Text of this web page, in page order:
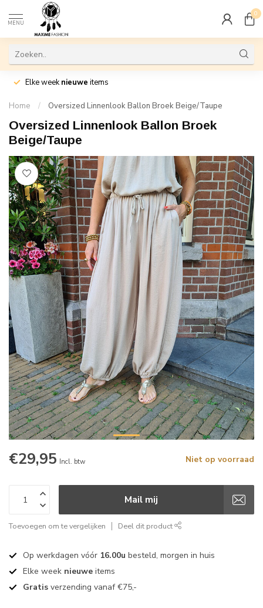
MENU
0
Elke weeknieuwe items
Home / Oversized Linnenlook Ballon Broek Beige/Taupe
Oversized Linnenlook Ballon Broek
Beige/Taupe
€29,95 Incl. btw Niet op voorraad
Mail mij
Toevoegen om te vergelijken Deel dit product
Op werkdagen vóór 16.00u besteld, morgen in huis
Elke week nieuwe items
Gratis verzending vanaf €75,-